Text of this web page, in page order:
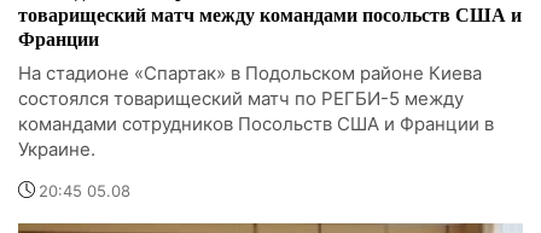
товарищеский матч между командами посольств США и
Франции
На стадионе «Спартак» в Подольском районе Киева
состоялся товарищеский матч по РЕГБИ-5 между
командами сотрудников Посольств США и Франции в
Украине.
20:45 05.08